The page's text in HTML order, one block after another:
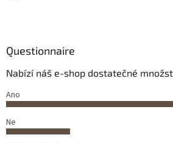
Questionnaire
Nabízí náš e-shop dostatečné
Ano
Ne